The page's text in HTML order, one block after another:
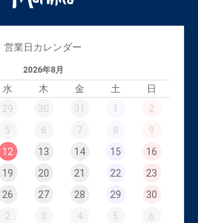
営業日カレンダー
2026年8月
水 木 金 土
日
29 30 31 1
2
5 6 7 8
9
12 13 14 15
16
19 20 21 22
23
26 27 28 29
30
2 3 4 5 6